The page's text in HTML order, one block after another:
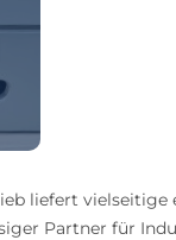
liefert
Partner für